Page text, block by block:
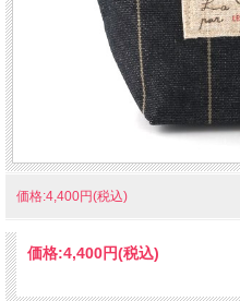
価格:4,400円(税込)
価格:4,400円(税込)